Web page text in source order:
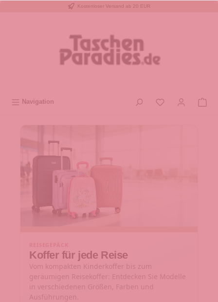
Kostenloser Versand ab 20 EUR
Navigation
Koffer für jede Reise
Vom kompakten Kinderkoffer bis zum
geräumigen Reisekoffer: Entdecken Sie Modelle
in verschiedenen Größen, Farben und
Ausführungen.